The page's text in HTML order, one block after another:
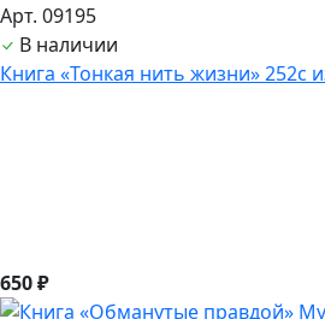
Арт. 09195
В наличии
Книга «Тонкая нить жизни» 252с
650 ₽